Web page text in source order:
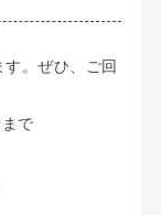
す。ぜひ、ご回
で